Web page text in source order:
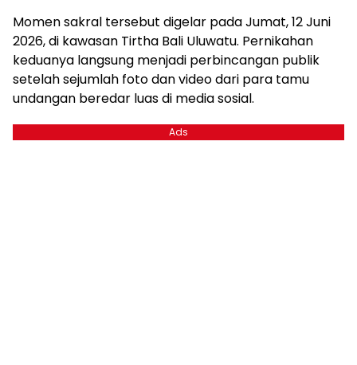
Momen sakral tersebut digelar pada Jumat, 12 Juni
2026, di kawasan Tirtha Bali Uluwatu. Pernikahan
keduanya langsung menjadi perbincangan publik
setelah sejumlah foto dan video dari para tamu
undangan beredar luas di media sosial.
Ads